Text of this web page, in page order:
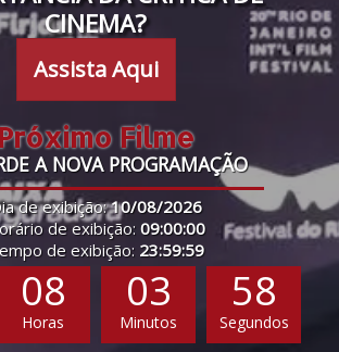
CINEMA?
Assista Aqui
Filme
A NOVA PROGRAMAÇÃO
de exibição:10/08/2026
de exibição: 09:00:00
de exibição: 23:59:59
08
Horas
03
Minutos
57
Segundos